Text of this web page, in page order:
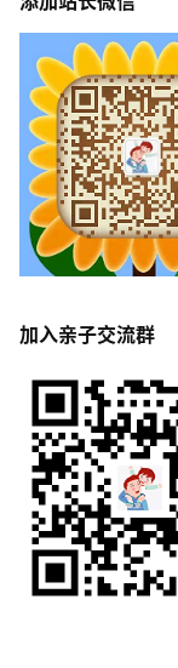
加入亲子交流群